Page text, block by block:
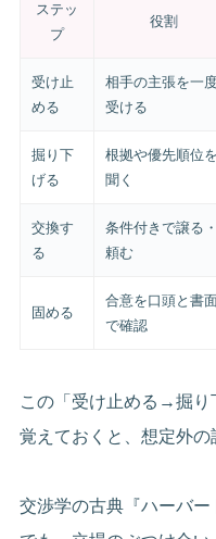
ステッ
プ
役割
受け止
める
相手の主張を一
受ける
掘り下
げる
根拠や優先順位を
聞く
交換す
る
条件付きで譲る・
頼む
固める
合意を口頭と書
で確認
この「受け止める→掘
覚えておくと、想定外の
交渉学の古典『ハーバー